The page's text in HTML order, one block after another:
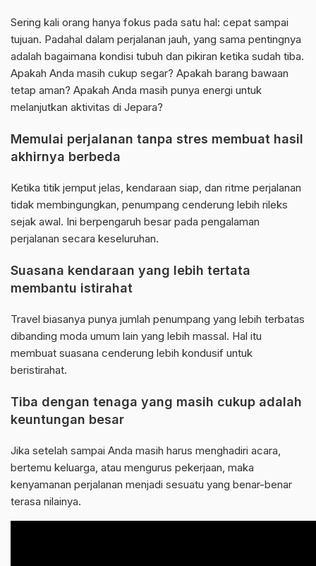
Sering kali orang hanya fokus pada satu hal: cepat sampai
tujuan. Padahal dalam perjalanan jauh, yang sama pentingnya
adalah bagaimana kondisi tubuh dan pikiran ketika sudah tiba.
Apakah Anda masih cukup segar? Apakah barang bawaan
tetap aman? Apakah Anda masih punya energi untuk
melanjutkan aktivitas di Jepara?
Memulai perjalanan tanpa stres membuat hasil
akhirnya berbeda
Ketika titik jemput jelas, kendaraan siap, dan ritme perjalanan
tidak membingungkan, penumpang cenderung lebih rileks
sejak awal. Ini berpengaruh besar pada pengalaman
perjalanan secara keseluruhan.
Suasana kendaraan yang lebih tertata
membantu istirahat
Travel biasanya punya jumlah penumpang yang lebih terbatas
dibanding moda umum lain yang lebih massal. Hal itu
membuat suasana cenderung lebih kondusif untuk
beristirahat.
Tiba dengan tenaga yang masih cukup adalah
keuntungan besar
Jika setelah sampai Anda masih harus menghadiri acara,
bertemu keluarga, atau mengurus pekerjaan, maka
kenyamanan perjalanan menjadi sesuatu yang benar-benar
terasa nilainya.